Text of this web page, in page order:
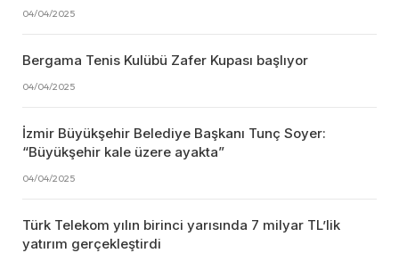
04/04/2025
Bergama Tenis Kulübü Zafer Kupası başlıyor
04/04/2025
İzmir Büyükşehir Belediye Başkanı Tunç Soyer:
“Büyükşehir kale üzere ayakta”
04/04/2025
Türk Telekom yılın birinci yarısında 7 milyar TL’lik
yatırım gerçekleştirdi